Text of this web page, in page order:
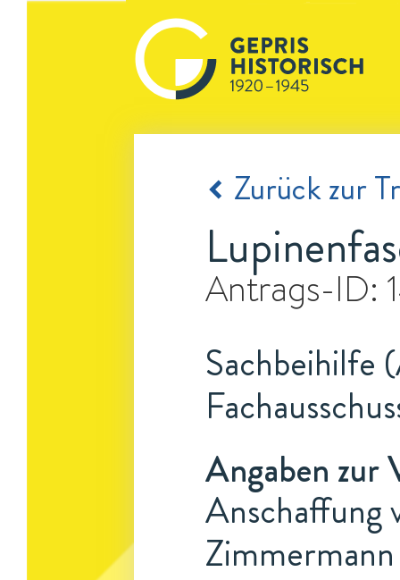
Zurück zur
Antrags-ID:
Sachbeihilfe
Angaben zur
Anschaffung
Zimmermann